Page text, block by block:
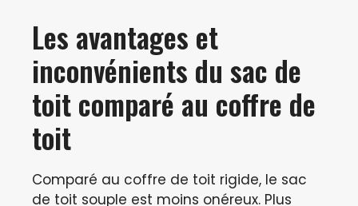
Les avantages et
inconvénients du sac de
toit comparé au coffre de
toit
Comparé au coffre de toit rigide, le sac
de toit souple est moins onéreux. Plus